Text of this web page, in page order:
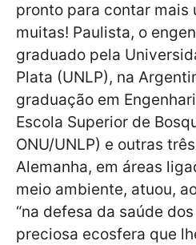
pronto para contar mais
muitas! Paulista, o
graduado pela
Plata (UNLP), na
graduação em
Escola Superior de
ONU/UNLP) e outras
Alemanha, em áreas
meio ambiente, atuou,
“na defesa da saúde
preciosa ecosfera que